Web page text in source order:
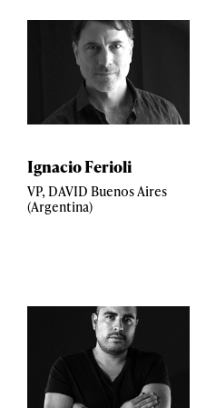
Ignacio Ferioli
VP, DAVID Buenos Aires
(Argentina)